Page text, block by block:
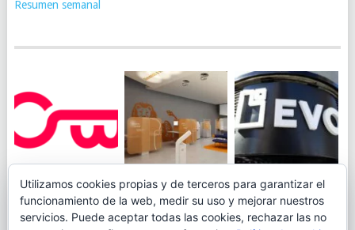
Resumen semanal
JUEGA AL
CANICÓDROMO
DIGITAL DE
ING TOCA SUELO EN
LA RENTABILIDAD
DE SU CUENTA
EVO BANK
PERMITIRÁ
INGRESAR DINERO
Utilizamos cookies propias y de terceros para garantizar el
funcionamiento de la web, medir su uso y mejorar nuestros
servicios. Puede aceptar todas las cookies, rechazar las no